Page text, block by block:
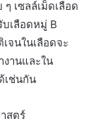
เซลล์เม็ดเลือด
เลือดหมู่ B
จนในเลือดจะ
านและใน
เช่นกัน
สตร์